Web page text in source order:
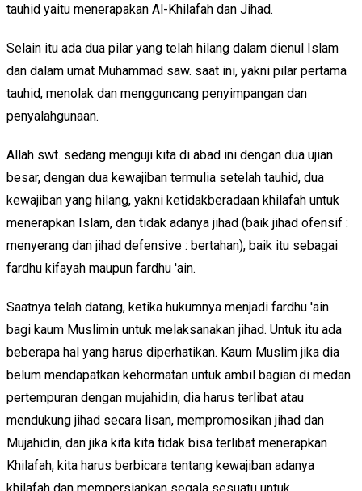
tauhid yaitu menerapakan Al-Khilafah dan Jihad.
Selain itu ada dua pilar yang telah hilang dalam dienul Islam
dan dalam umat Muhammad saw. saat ini, yakni pilar pertama
tauhid, menolak dan mengguncang penyimpangan dan
penyalahgunaan.
Allah swt. sedang menguji kita di abad ini dengan dua ujian
besar, dengan dua kewajiban termulia setelah tauhid, dua
kewajiban yang hilang, yakni ketidakberadaan khilafah untuk
menerapkan Islam, dan tidak adanya jihad (baik jihad ofensif :
menyerang dan jihad defensive : bertahan), baik itu sebagai
fardhu kifayah maupun fardhu 'ain.
Saatnya telah datang, ketika hukumnya menjadi fardhu 'ain
bagi kaum Muslimin untuk melaksanakan jihad. Untuk itu ada
beberapa hal yang harus diperhatikan. Kaum Muslim jika dia
belum mendapatkan kehormatan untuk ambil bagian di medan
pertempuran dengan mujahidin, dia harus terlibat atau
mendukung jihad secara lisan, mempromosikan jihad dan
Mujahidin, dan jika kita kita tidak bisa terlibat menerapkan
Khilafah, kita harus berbicara tentang kewajiban adanya
khilafah dan mempersiapkan segala sesuatu untuk